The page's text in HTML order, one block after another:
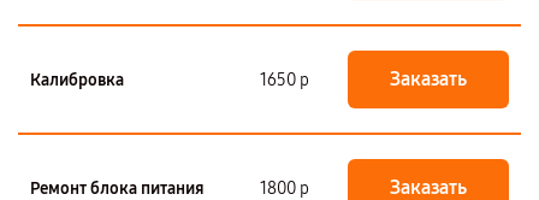
Калибровка 1650 р Заказать
Ремонт блока питания 1800 р Заказать